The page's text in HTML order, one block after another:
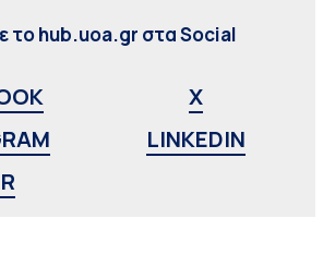
το hub.uoa.gr στα Social
X
LINKEDIN